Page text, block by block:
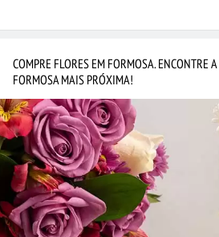
COMPRE FLORES EM FORMOSA. ENCONTRE
FORMOSA MAIS PRÓXIMA!